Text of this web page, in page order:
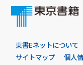
東書Eネットについて
サイトマップ
個人